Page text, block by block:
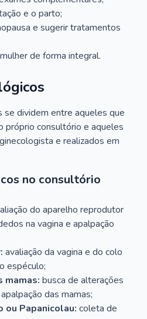
e o parto;
e sugerir tratamentos
de forma integral.
se dividem entre aqueles que
próprio consultório e aqueles
e realizados em
no consultório
do aparelho reprodutor
na vagina e apalpação
avaliação da vagina e do colo
espéculo;
mamas: busca de alterações
das mamas;
ou Papanicolau: coleta de